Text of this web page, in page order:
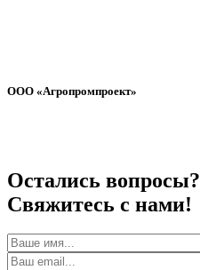
ООО «Агропромпроект»
Остались вопросы?
Свяжитесь с нами!